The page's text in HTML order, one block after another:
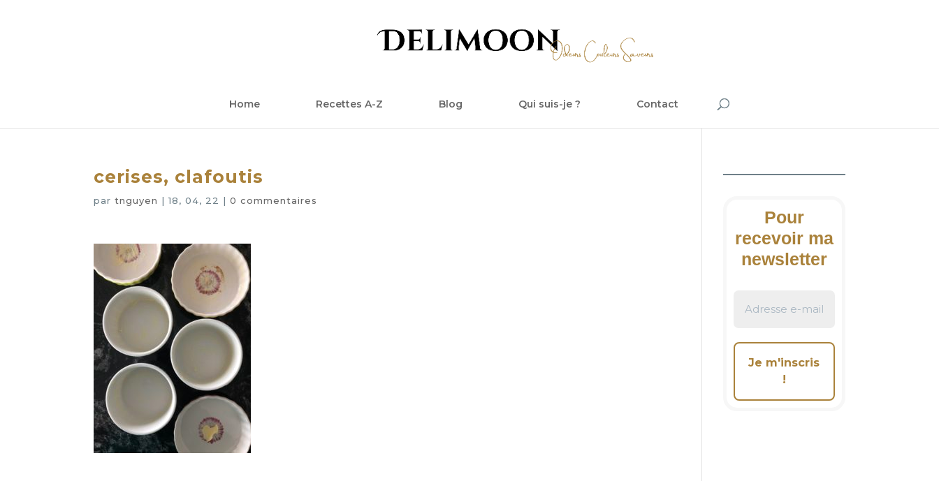
Home Recettes A-Z Blog Qui suis-je ? Contact
cerises, clafoutis
partnguyen |18, 04, 22 |0 commentaires
Pour
recevoir ma
newsletter